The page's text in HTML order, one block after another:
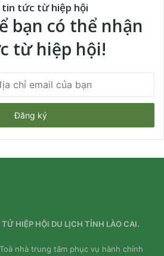
tin tức từ hiệp hội
bạn có thể nhận
từ hiệp hội!
HIỆP HỘI DU LỊCH TỈNH LÀO CAI.
nhà trung tâm phục vụ hành chính